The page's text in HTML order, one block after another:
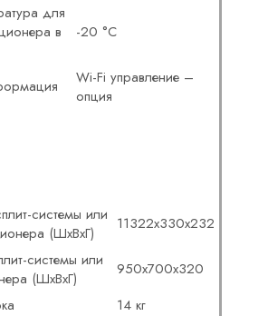
для
в
-20 °С
Wi-Fi управление –
опция
системы или
(ШxВxГ)
11322x330x232
системы или
(ШxВxГ)
950x700x320
14 кг